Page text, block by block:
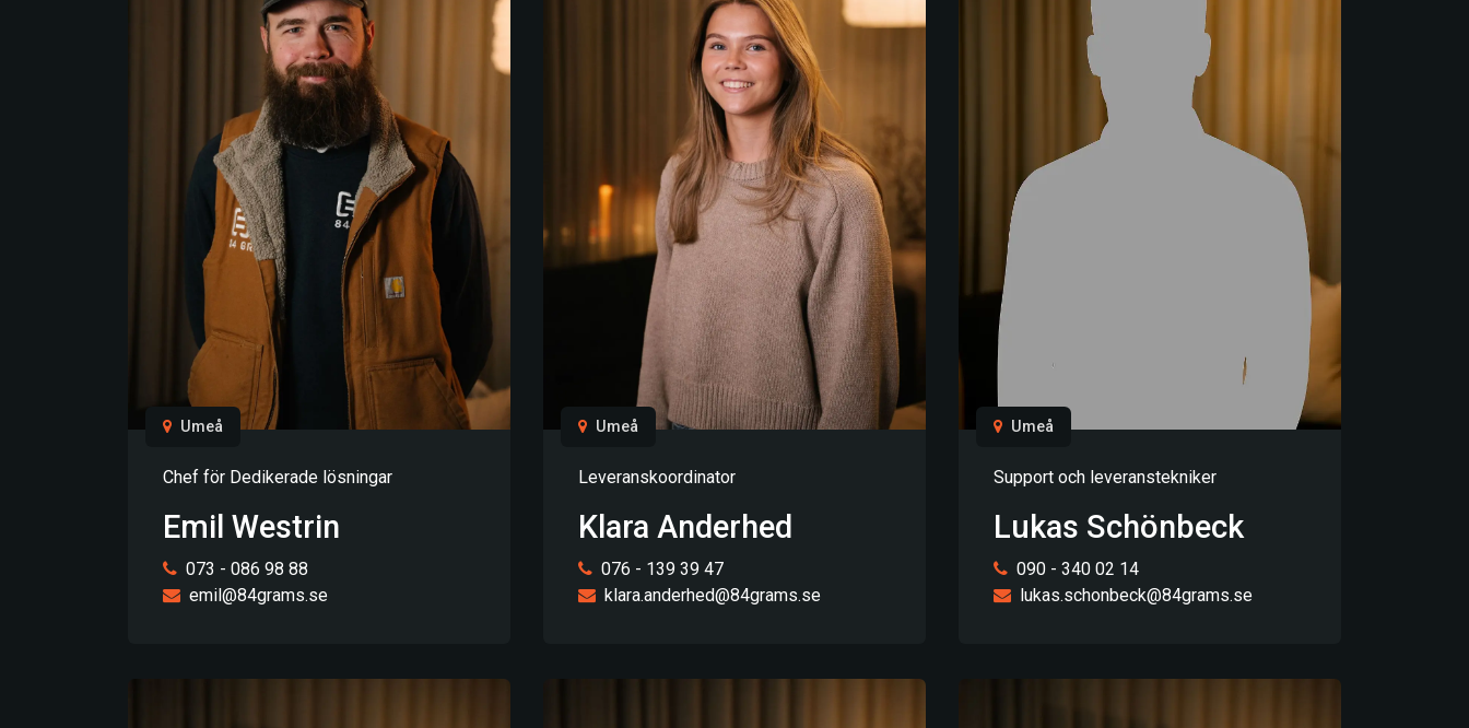
Umeå
Chef för Dedikerade lösningar
Emil Westrin
073 - 086 98 88
emil@84grams.se
Umeå
Leveranskoordinator
Klara Anderhed
076 - 139 39 47
klara.anderhed@84grams.se
Umeå
Support och leveranstekniker
Lukas Schönbeck
090 - 340 02 14
lukas.schonbeck@84grams.se